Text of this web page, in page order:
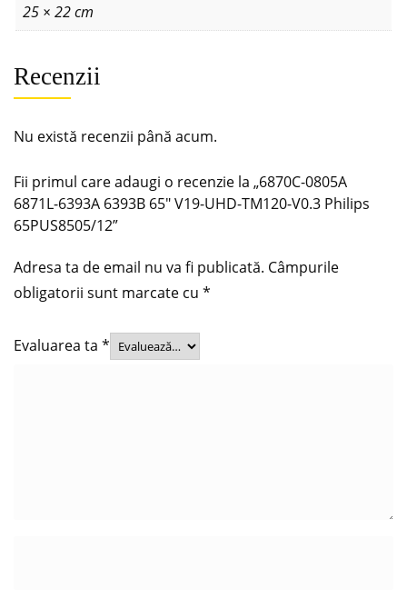
25 × 22 cm
Recenzii
Nu există recenzii până acum.
Fii primul care adaugi o recenzie la „6870C-0805A
6871L-6393A 6393B 65″ V19-UHD-TM120-V0.3 Philips
65PUS8505/12”
Adresa ta de email nu va fi publicată. Câmpurile
obligatorii sunt marcate cu *
Evaluarea ta *